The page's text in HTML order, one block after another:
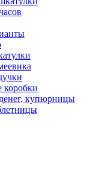
коробки
купюрницы